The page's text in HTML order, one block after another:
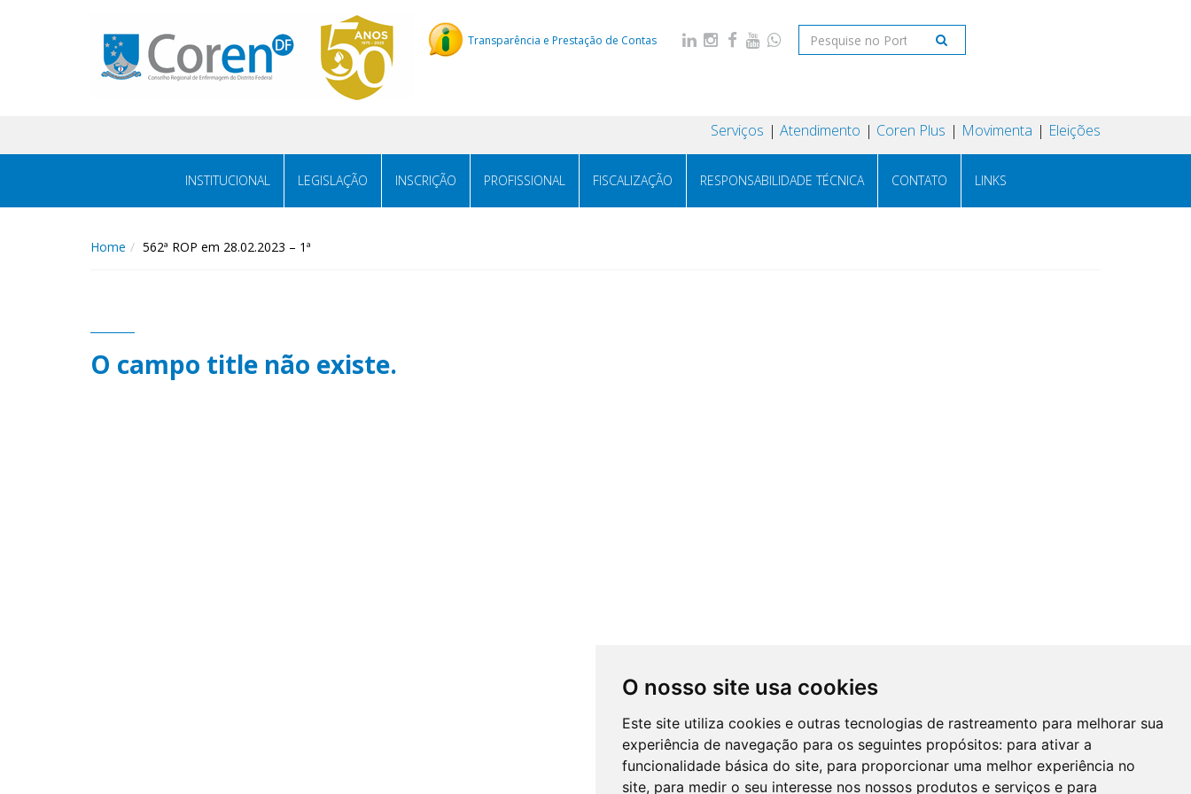
O nosso site usa cookies
Este site utiliza cookies e outras tecnologias de rastreamento para melhorar sua
experiência de navegação para os seguintes propósitos: para ativar a
funcionalidade básica do site, para proporcionar uma melhor experiência no
site, para medir o seu interesse nos nossos produtos e serviços e para
Transparência e Prestação de Contas
Serviços Atendimento Coren Plus Movimenta Eleições
INSTITUCIONAL LEGISLAÇÃO INSCRIÇÃO PROFISSIONAL FISCALIZAÇÃO RESPONSABILIDADE TÉCNICA CONTATO LINKS
Home 562ª ROP em 28.02.2023 – 1ª
O campo title não existe.